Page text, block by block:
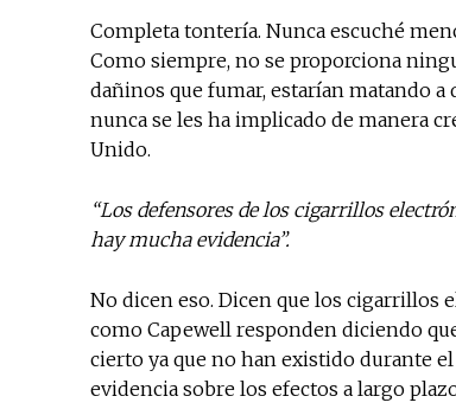
Completa tontería. Nunca escuché
Como siempre, no se proporciona
dañinos que fumar, estarían matando a
nunca se les ha implicado de manera
Unido.
“Los defensores de los cigarrillos
hay mucha evidencia”.
No dicen eso. Dicen que los cigarrillos
como Capewell responden diciendo
cierto ya que no han existido durante
evidencia sobre los efectos a largo